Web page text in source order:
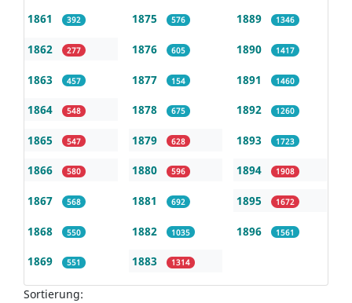
1861 392
1862 277
1863 457
1864 548
1865 547
1866 580
1867 568
1868 550
1869 551
1875 576
1876 605
1877 154
1878 675
1879 628
1880 596
1881 692
1882 1035
1883 1314
1889 1346
1890 1417
1891 1460
1892 1260
1893 1723
1894 1908
1895 1672
1896 1561
Sortierung: